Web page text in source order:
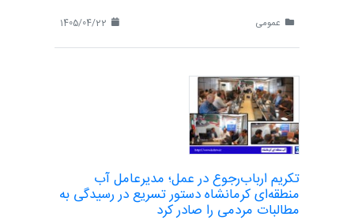
عمومی
تکریم ارباب‌رجوع در عمل؛ مدیرعامل آب
منطقه‌ای کرمانشاه دستور تسریع در رسیدگی به
مطالبات مردمی را صادر کرد